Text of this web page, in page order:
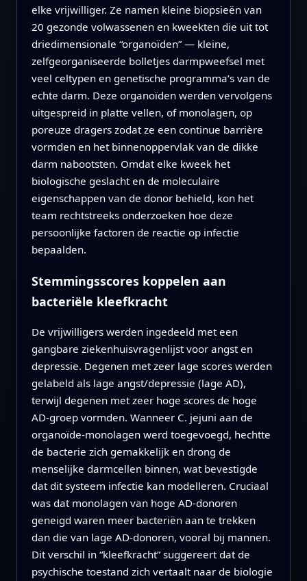
elke vrijwilliger. Ze namen kleine biopsieën van
20 gezonde volwassenen en kweekten die uit tot
driedimensionale “organoïden” — kleine,
zelfgeorganiseerde bolletjes darmpweefsel met
veel celtypen en genetische programma’s van de
echte darm. Deze organoïden werden vervolgens
uitgespreid in platte vellen, of monolagen, op
poreuze dragers zodat ze een continue barrière
vormden en het binnenoppervlak van de dikke
darm nabootsten. Omdat elke kweek het
biologische geslacht en de moleculaire
eigenschappen van de donor behield, kon het
team rechtstreeks onderzoeken hoe deze
persoonlijke factoren de reactie op infectie
bepaalden.
Stemmingsscores koppelen aan
bacteriële kleefkracht
De vrijwilligers werden ingedeeld met een
gangbare ziekenhuisvragenlijst voor angst en
depressie. Degenen met zeer lage scores werden
gelabeld als lage angst/depressie (lage AD),
terwijl degenen met zeer hoge scores de hoge
AD‑groep vormden. Wanneer C. jejuni aan de
organoïde‑monolagen werd toegevoegd, hechtte
de bacterie zich gemakkelijk en drong de
menselijke darmcellen binnen, wat bevestigde
dat dit systeem infectie kan modelleren. Cruciaal
was dat monolagen van hoge AD‑donoren
geneigd waren meer bacteriën aan te trekken
dan die van lage AD‑donoren, vooral bij mannen.
Dit verschil in “kleefkracht” suggereert dat de
psychische toestand zich vertaalt naar de biologie